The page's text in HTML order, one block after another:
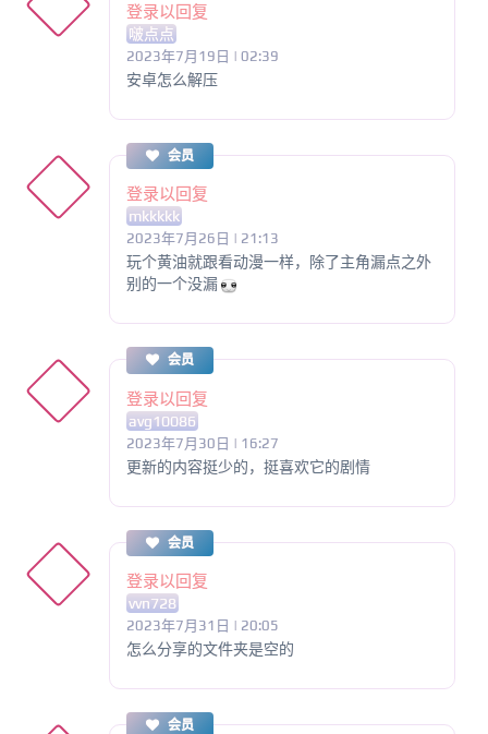
登录以回复
啵点点
2023年7月19日 | 02:39
安卓怎么解压
会员
登录以回复
mkkkkk
2023年7月26日 | 21:13
玩个黄油就跟看动漫一样，除了主角漏点之外
别的一个没漏
会员
登录以回复
avg10086
2023年7月30日 | 16:27
更新的内容挺少的，挺喜欢它的剧情
会员
登录以回复
vvn728
2023年7月31日 | 20:05
怎么分享的文件夹是空的
会员